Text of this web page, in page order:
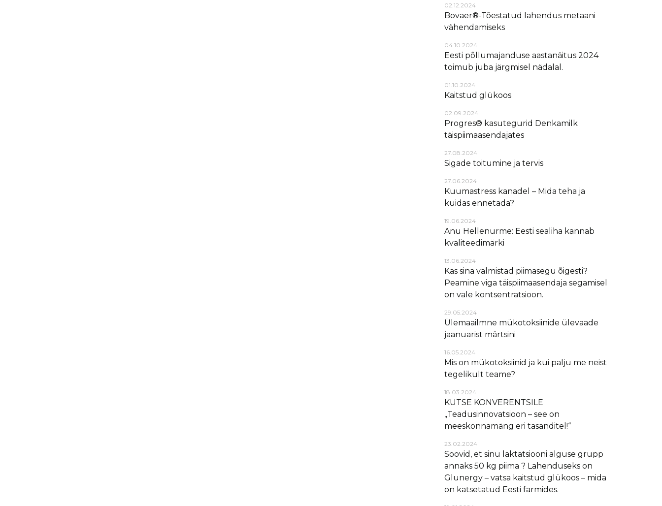
02.12.2024
Bovaer®-Tõestatud lahendus metaani
vähendamiseks
04.10.2024
Eesti põllumajanduse aastanäitus 2024
toimub juba järgmisel nädalal.
01.10.2024
Kaitstud glükoos
02.09.2024
Progres® kasutegurid Denkamilk
täispiimaasendajates
27.08.2024
Sigade toitumine ja tervis
27.06.2024
Kuumastress kanadel – Mida teha ja
kuidas ennetada?
19.06.2024
Anu Hellenurme: Eesti sealiha kannab
kvaliteedimärki
13.06.2024
Kas sina valmistad piimasegu õigesti?
Peamine viga täispiimaasendaja segamisel
on vale kontsentratsioon.
29.05.2024
Ülemaailmne mükotoksiinide ülevaade
jaanuarist märtsini
16.05.2024
Mis on mükotoksiinid ja kui palju me neist
tegelikult teame?
18.03.2024
KUTSE KONVERENTSILE
„Teadusinnovatsioon – see on
meeskonnamäng eri tasanditel!“
23.02.2024
Soovid, et sinu laktatsiooni alguse grupp
annaks 50 kg piima ? Lahenduseks on
Glunergy – vatsa kaitstud glükoos – mida
on katsetatud Eesti farmides.